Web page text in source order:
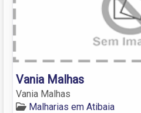
Vania Malhas
Vania Malhas
Malharias em Atibaia